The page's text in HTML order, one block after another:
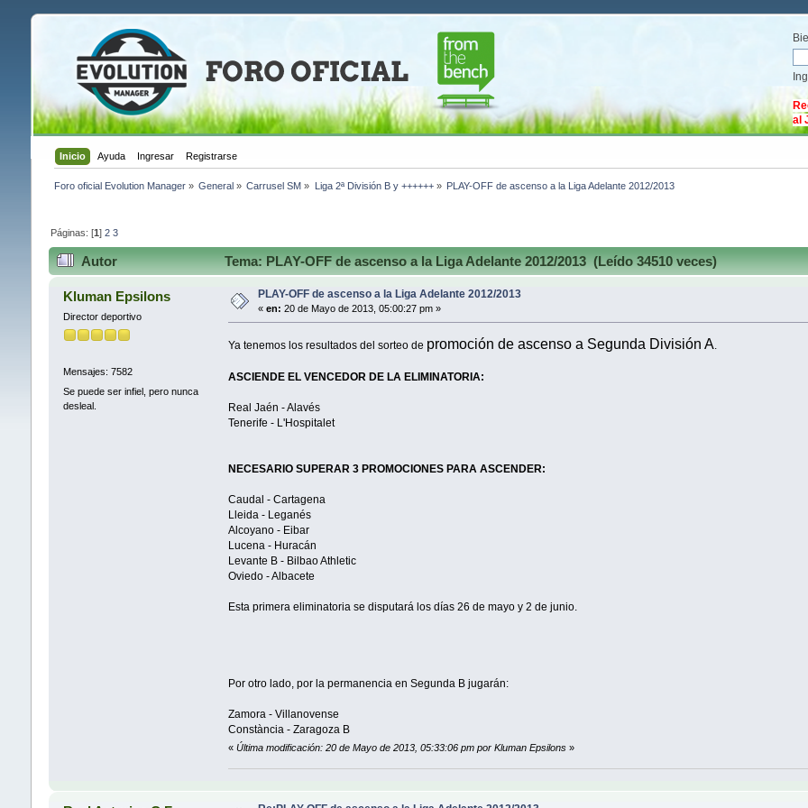
al
Inicio Ayuda Ingresar Registrarse
Foro oficial Evolution Manager» General » Carrusel SM » Liga 2ª División B y ++++++» PLAY-OFF de ascenso a la Liga Adelante 2012/2013
Páginas: [1] 2 3
Autor Tema: PLAY-OFF de ascenso a la Liga Adelante 2012/2013 (Leído 34510 veces)
Kluman Epsilons
Director deportivo
Mensajes: 7582
Se puede ser infiel, pero nunca
desleal.
PLAY-OFF de ascenso a la Liga Adelante 2012/2013
« en: 20 de Mayo de 2013, 05:00:27 pm »
Ya tenemos los resultados del sorteo de promoción de ascenso a Segunda División A
ASCIENDE EL VENCEDOR DE LA ELIMINATORIA:
Real Jaén - Alavés
Tenerife - L'Hospitalet
NECESARIO SUPERAR 3 PROMOCIONES PARA ASCENDER:
Caudal - Cartagena
Lleida - Leganés
Alcoyano - Eibar
Lucena - Huracán
Levante B - Bilbao Athletic
Oviedo - Albacete
Esta primera eliminatoria se disputará los días 26 de mayo y 2 de junio.
Por otro lado, por la permanencia en Segunda B jugarán:
Zamora - Villanovense
Constància - Zaragoza B
«Última modificación: 20 de Mayo de 2013, 05:33:06 pm por Kluman Epsilons »